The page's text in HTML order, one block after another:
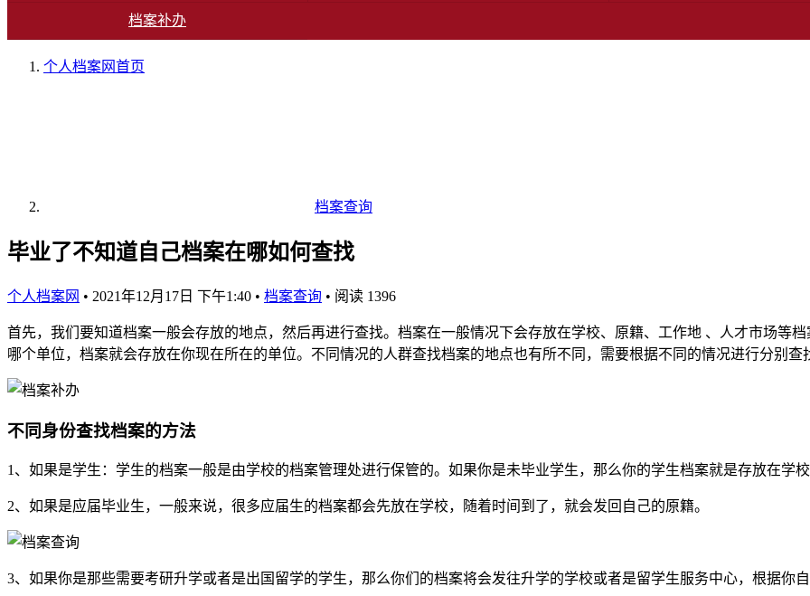
档案补办
个人档案网首页
档案查询
毕业了不知道自己档案在哪如何查找
个人档案网 • 2021年12月17日 下午1:40 • 档案查询 • 阅读 1396
首先，我们要知道档案一般会存放的地点，然后再进行查找。档案在一般情况下会存放在学校、原籍、工作地 、人才市场等
哪个单位，档案就会存放在你现在所在的单位。不同情况的人群查找档案的地点也有所不同，需要根据不同的情况进行分别查
不同身份查找档案的方法
1、如果是学生：学生的档案一般是由学校的档案管理处进行保管的。如果你是未毕业学生，那么你的学生档案就是存放在学
2、如果是应届毕业生，一般来说，很多应届生的档案都会先放在学校，随着时间到了，就会发回自己的原籍。
3、如果你是那些需要考研升学或者是出国留学的学生，那么你们的档案将会发往升学的学校或者是留学生服务中心，根据你